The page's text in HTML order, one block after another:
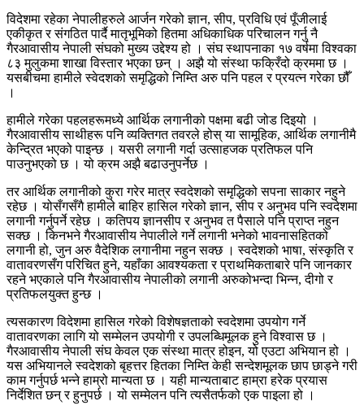
विदेशमा रहेका नेपालीहरुले आर्जन गरेको ज्ञान, सीप, प्रविधि एवं पूँजीलाई
एकीकृत र संगठित पार्दै मातृभूमिको हितमा अधिकाधिक परिचालन गर्नु नै
गैरआवासीय नेपाली संघको मुख्य उद्देश्य हो । संघ स्थापनाका १७ वर्षमा विश्वका
८३ मुलुकमा शाखा विस्तार भएका छन् । अझै यो संस्था फक्रिँदो क्रममा छ ।
यसबीचमा हामीले स्वेदशको समृद्धिको निम्ति अरु पनि पहल र प्रयत्न गरेका छौँ
।
हामीले गरेका पहलहरूमध्ये आर्थिक लगानीको पक्षमा बढी जोड दिइयो ।
गैरआवासीय साथीहरू पनि व्यक्तिगत तवरले होस् या सामूहिक, आर्थिक लगानीमै
केन्द्रित भएको पाइन्छ । यसरी लगानी गर्दा उत्साहजक प्रतिफल पनि
पाउनुभएको छ । यो क्रम अझै बढाउनुपर्नेछ ।
तर आर्थिक लगानीको कुरा गरेर मात्र स्वदेशको समृद्धिको सपना साकार नहुने
रहेछ । योसँगसँगै हामीले बाहिर हासिल गरेको ज्ञान, सीप र अनुभव पनि स्वदेशमा
लगानी गर्नुपर्ने रहेछ । कतिपय ज्ञानसीप र अनुभव त पैसाले पनि प्राप्त नहुन
सक्छ । किनभने गैरआवासीय नेपालीले गर्ने लगानी भनेको भावनासहितको
लगानी हो, जुन अरु वैदेशिक लगानीमा नहुन सक्छ । स्वदेशको भाषा, संस्कृति र
वातावरणसँग परिचित हुने, यहाँका आवश्यकता र प्राथमिकताबारे पनि जानकार
रहने भएकाले पनि गैरआवासीय नेपालीको लगानी अरुकोभन्दा भिन्न, दीगो र
प्रतिफलयुक्त हुन्छ ।
त्यसकारण विदेशमा हासिल गरेको विशेषज्ञताको स्वदेशमा उपयोग गर्ने
वातावरणका लागि यो सम्मेलन उपयोगी र उपलब्धिमूलक हुने विश्वास छ ।
गैरआवासीय नेपाली संघ केवल एक संस्था मात्र होइन, यो एउटा अभियान हो ।
यस अभियानले स्वदेशको बृहत्तर हितका निम्ति केही सन्देशमूलक छाप छाड्ने गरी
काम गर्नुपर्छ भन्ने हाम्रो मान्यता छ । यही मान्यताबाट हाम्रा हरेक प्रयास
निर्देशित छन् र हुनुपर्छ । यो सम्मेलन पनि त्यसैतर्फको एक पाइला हो ।